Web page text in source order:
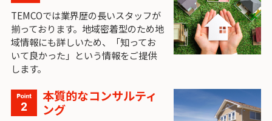
TEMCOでは業界歴の長いスタッフが
揃っております。地域密着型のため地
域情報にも詳しいため、「知ってお
いて良かった」という情報をご提供
します。
本質的なコンサルティ
ング